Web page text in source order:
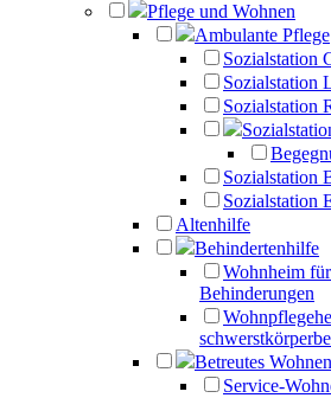
Pflege und Wohnen
Ambulante Pflege
Sozialstation
Sozialstation
Sozialstation
Sozialstation
Sozialstation
Altenhilfe
Behindertenhilfe
Wohnheim
Behinderungen
Betreutes Wohnen
Service-